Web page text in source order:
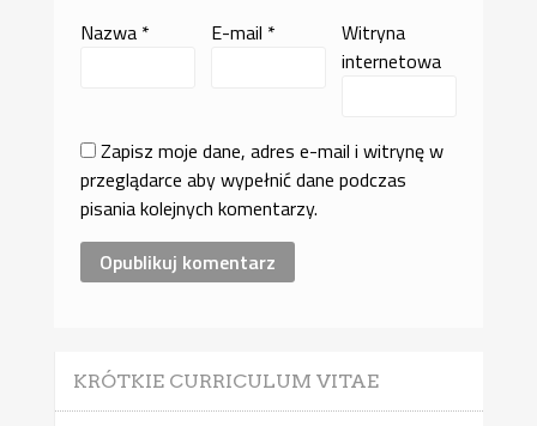
Nazwa * E-mail *
Witryna
internetowa
Zapisz moje dane, adres e-mail i witrynę w
przeglądarce aby wypełnić dane podczas
pisania kolejnych komentarzy.
KRÓTKIE CURRICULUM VITAE